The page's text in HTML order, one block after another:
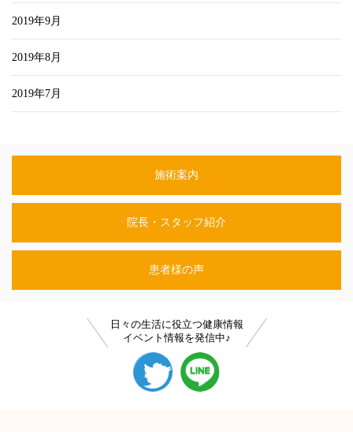
2019年9月
2019年8月
2019年7月
施術案内
院長・スタッフ紹介
患者様の声
日々の生活に役立つ健康情報
イベント情報を発信中♪